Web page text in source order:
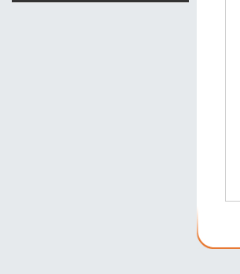
CNC-S33/S33L/S33LL/S33XL
CNC-S30C/S30LC/S30LLC/S30XL